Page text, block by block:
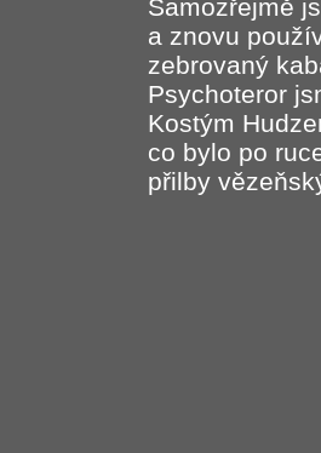
Samozřejmě
a znovu
zebrovaný
Psychoteror
Kostým
co bylo po
přilby